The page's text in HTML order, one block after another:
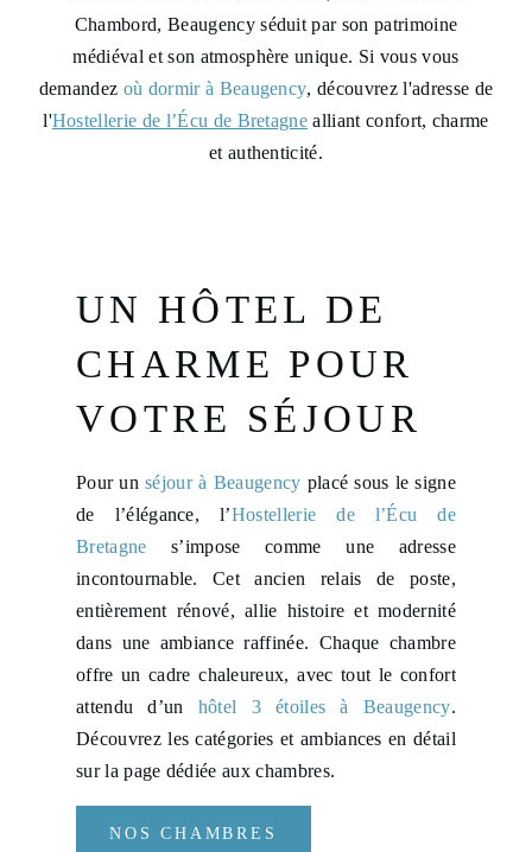
Chambord, Beaugency séduit par son patrimoine
médiéval et son atmosphère unique. Si vous vous
demandez où dormir à Beaugency, découvrez l'adresse de
l'Hostellerie de l’Écu de Bretagne alliant confort, charme
et authenticité.
UN HÔTEL DE
CHARME POUR
VOTRE SÉJOUR
Pour unséjour à Beaugency placé sous le signe
de l’élégance, l’Hostellerie de l’Écu de
Bretagne s’impose comme une adresse
incontournable. Cet ancien relais de poste,
entièrement rénové, allie histoire et modernité
dans une ambiance raffinée. Chaque chambre
offre un cadre chaleureux, avec tout le confort
attendu d’un hôtel 3 étoiles à Beaugency.
Découvrez les catégories et ambiances en détail
sur la page dédiée aux chambres.
NOS CHAMBRES